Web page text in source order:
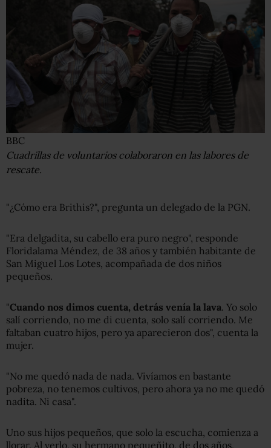
BBC
Cuadrillas de voluntarios colaboraron en las labores de
rescate.
"¿Cómo era Brithis?", pregunta un delegado de la PGN.
"Era delgadita, su cabello era puro negro", responde
Floridalama Méndez, de 38 años y también habitante de
San Miguel Los Lotes, acompañada de dos niños
pequeños.
"Cuando nos dimos cuenta, detrás venía la lava. Yo solo
salí corriendo, no me di cuenta, solo salí corriendo. Me
faltaban cuatro hijos, pero ya aparecieron dos", cuenta la
mujer.
"No me quedó nada de nada. Vivíamos en bastante
pobreza, no tenemos cultivos, pero ahora ya no me quedó
nadita. Ni casa".
Uno sus hijos pequeños, que solo la escucha, comienza a
llorar. Al verlo, su hermano pequeñito, de dos años,